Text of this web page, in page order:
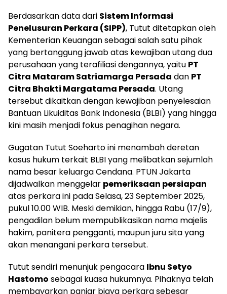
Berdasarkan data dari Sistem Informasi
Penelusuran Perkara (SIPP), Tutut ditetapkan oleh
Kementerian Keuangan sebagai salah satu pihak
yang bertanggung jawab atas kewajiban utang dua
perusahaan yang terafiliasi dengannya, yaitu PT
Citra Mataram Satriamarga Persada dan PT
Citra Bhakti Margatama Persada. Utang
tersebut dikaitkan dengan kewajiban penyelesaian
Bantuan Likuiditas Bank Indonesia (BLBI) yang hingga
kini masih menjadi fokus penagihan negara.
Gugatan Tutut Soeharto ini menambah deretan
kasus hukum terkait BLBI yang melibatkan sejumlah
nama besar keluarga Cendana. PTUN Jakarta
dijadwalkan menggelar pemeriksaan persiapan
atas perkara ini pada Selasa, 23 September 2025,
pukul 10.00 WIB. Meski demikian, hingga Rabu (17/9),
pengadilan belum mempublikasikan nama majelis
hakim, panitera pengganti, maupun juru sita yang
akan menangani perkara tersebut.
Tutut sendiri menunjuk pengacara Ibnu Setyo
Hastomo sebagai kuasa hukumnya. Pihaknya telah
membayarkan panjar biaya perkara sebesar